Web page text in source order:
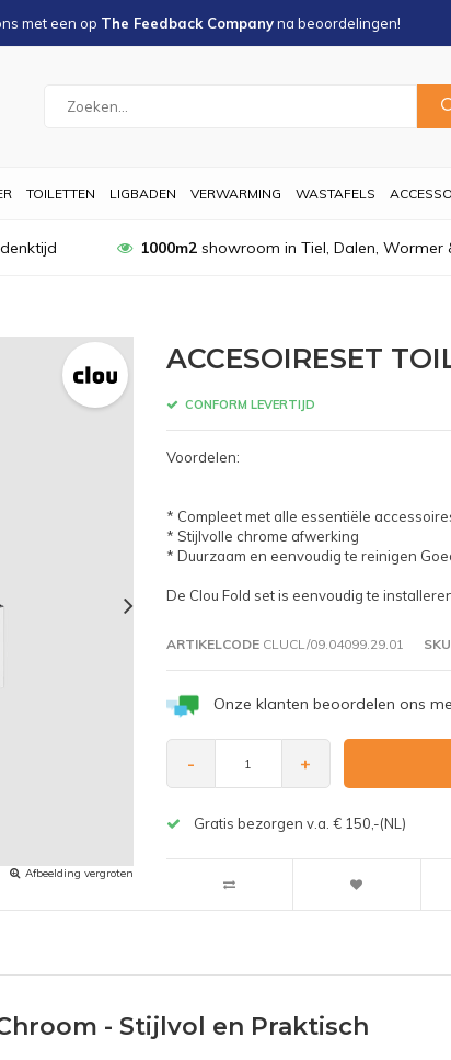
met een op The Feedback Companyna beoordelingen!
TOILETTEN LIGBADEN VERWARMING WASTAFELS
1000m2showroom in Tiel, Dalen, Wormer
Afbeelding vergroten
ACCESOIRESET
CONFORM LEVERTIJD
Voordelen:
* Compleet met alle essentiële
* Stijlvolle chrome afwerking
* Duurzaam en eenvoudig te reinigen
De Clou Fold set is eenvoudig te
ARTIKELCODECLUCL/09.04099.29.01 SKU
Onze klanten beoordelen ons
- +
Gratis bezorgen v.a. € 150,-(NL)
- Stijlvol en Praktisch